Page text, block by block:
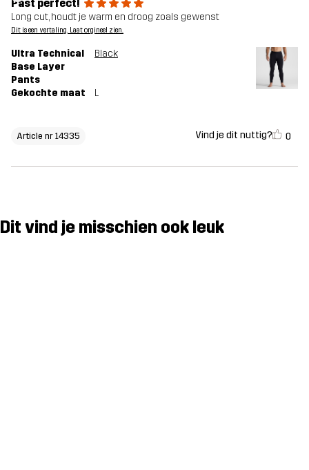
Past perfect!
Long cut, houdt je warm en droog zoals gewenst
Dit is een vertaling. Laat orgineel zien.
Ultra Technical
Base Layer
Pants
Black
Gekochte maat L
Article nr 14335 Vind je dit nuttig? 0
Dit vind je misschien ook leuk